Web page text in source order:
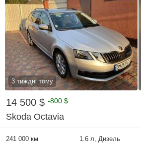
3 тиждні тому
14 500 $ -800 $
Skoda Octavia
241 000 км 1.6 л, Дизель